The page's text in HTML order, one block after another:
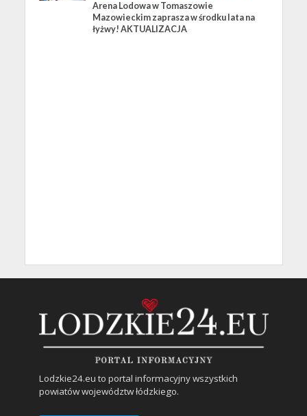
Arena Lodowa w Tomaszowie
Mazowieckim zaprasza w środku lata na
łyżwy! AKTUALIZACJA
Lodzkie24.eu to portal informacyjny wszystkich
powiatów województw łódzkiego.